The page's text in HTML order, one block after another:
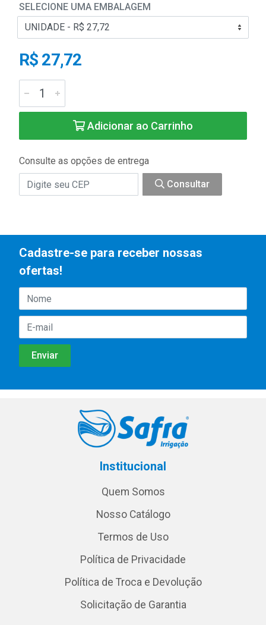
SELECIONE UMA EMBALAGEM
R$ 27,72
Adicionar ao Carrinho
Consulte as opções de entrega
Consultar
Cadastre-se para receber nossas
ofertas!
Institucional
Quem Somos
Nosso Catálogo
Termos de Uso
Política de Privacidade
Política de Troca e Devolução
Solicitação de Garantia